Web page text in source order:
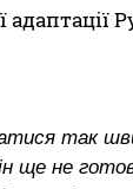
так
ще не